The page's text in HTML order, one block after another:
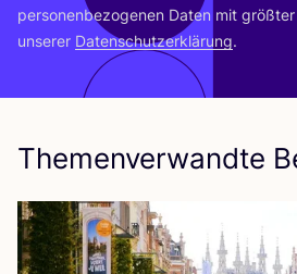
per­so­nen­be­zo­ge­nen Daten mit
unse­rer Daten­schutz­er­klä­rung.
Themenverwandte